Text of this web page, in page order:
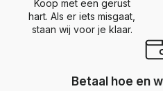
Koop met een gerust
hart. Als er iets misgaat,
staan wij voor je klaar.
Betaal hoe en